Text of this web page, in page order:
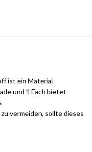
ist ein Material
und 1 Fach bietet
vermeiden, sollte dieses